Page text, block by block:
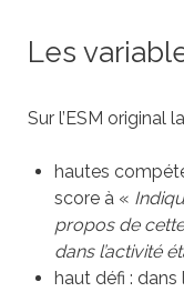
Les
Sur l’ESM original
hautes
score à «
propos de
dans l’activité
haut défi : dans